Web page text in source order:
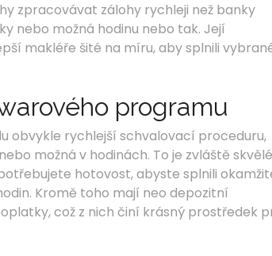
zpracovávat zálohy rychleji než banky
nebo možná hodinu nebo tak. Její
makléře šité na míru, aby splnili
programu
obvykle rychlejší schvalovací proceduru,
možná v hodinách. To je zvláště skvělé
hotovost, abyste splnili
Kromě toho mají neo depozitní
což z nich činí krásný prostředek